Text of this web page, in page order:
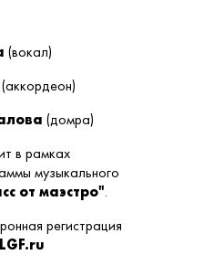
(вокал)
(аккордеон)
(домра)
в рамках
музыкального
от маэстро".
регистрация